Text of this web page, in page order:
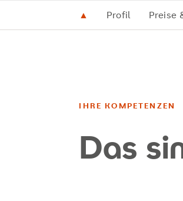
▲ Profil Preise
IHRE KOMPETENZEN
Das